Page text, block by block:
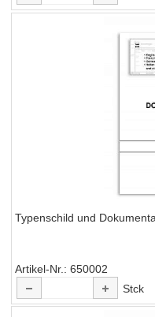
Typenschild und
Artikel-Nr.
650002
Stck